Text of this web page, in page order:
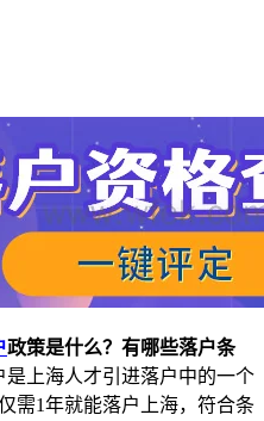
政策是什么？有哪些落户条
是上海人才引进落户中的一个
需1年就能落户上海，符合条